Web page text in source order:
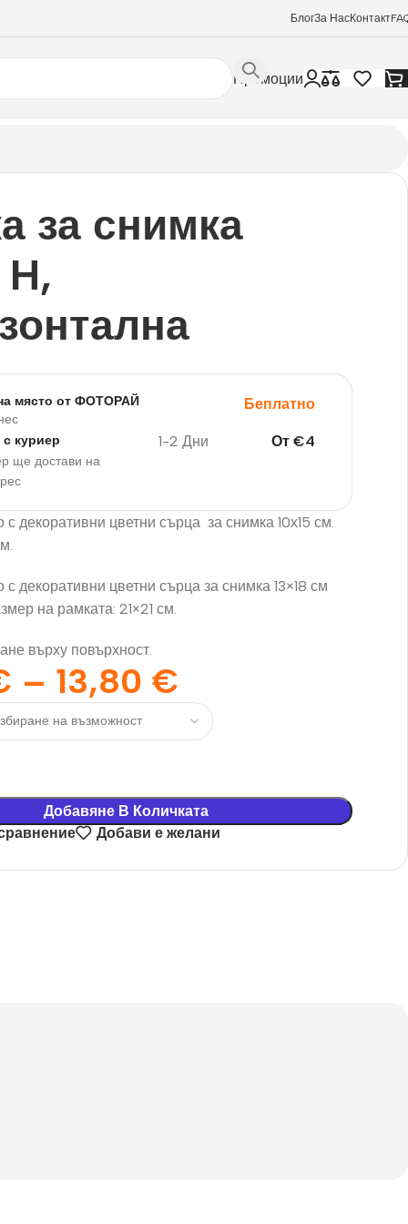
БлогЗа НасКонтакт
Промоции
за снимка
място от ФОТОРАЙ
Беплатно
куриер
ще достави на
1-2 Дни От €4
декоративни цветни сърца за снимка 10х15 см.
декоративни цветни сърца за снимка 13×18 см
на рамката: 21×21 см.
върху повърхност.
– 13,80€
Добавяне В Количката
Добави е желани